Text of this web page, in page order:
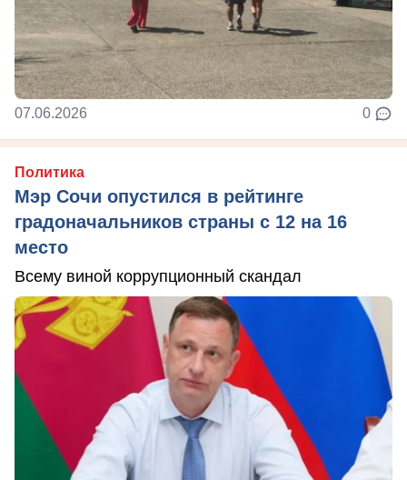
07.06.2026 0
Политика
Мэр Сочи опустился в рейтинге
градоначальников страны с 12 на 16
место
Всему виной коррупционный скандал